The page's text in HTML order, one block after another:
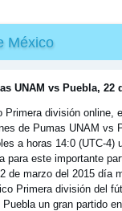
México
UNAM vs Puebla, 22
Primera división online,
de Pumas UNAM vs
a horas 14:0 (UTC-4)
para este importante
de marzo del 2015 día
Primera división del
un gran partido